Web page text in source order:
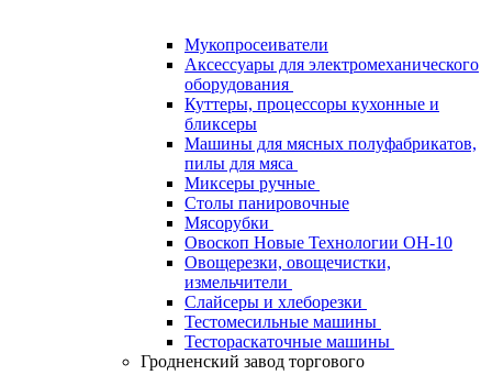
Мукопросеиватели
Аксессуары для электромеханического
оборудования
Куттеры, процессоры кухонные и
бликсеры
Машины для мясных полуфабрикатов,
пилы для мяса
Миксеры ручные
Столы панировочные
Мясорубки
Овоскоп Новые Технологии ОН-10
Овощерезки, овощечистки,
измельчители
Слайсеры и хлеборезки
Тестомесильные машины
Тестораскаточные машины
Гродненский завод торгового